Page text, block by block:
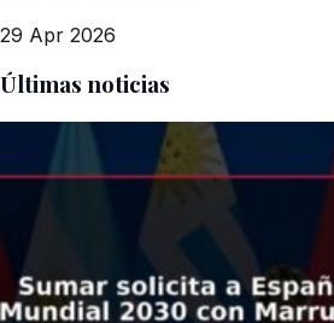
29 Apr 2026
Últimas noticias